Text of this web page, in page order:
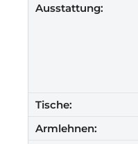
Ausstattung:
Tische:
Armlehnen: